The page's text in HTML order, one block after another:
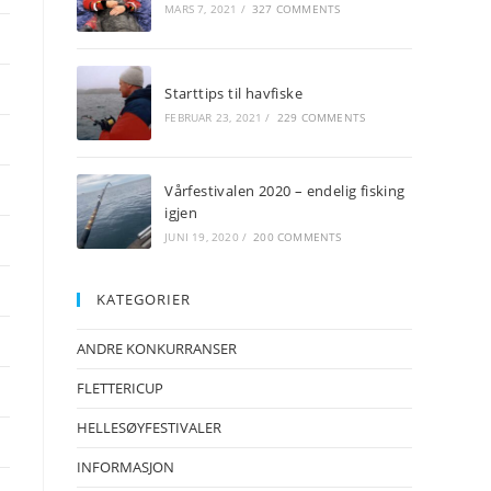
MARS 7, 2021 / 327 COMMENTS
Starttips til havfiske
FEBRUAR 23, 2021 / 229 COMMENTS
Vårfestivalen 2020 – endelig fisking
igjen
JUNI 19, 2020 / 200 COMMENTS
KATEGORIER
ANDRE KONKURRANSER
FLETTERICUP
HELLESØYFESTIVALER
INFORMASJON